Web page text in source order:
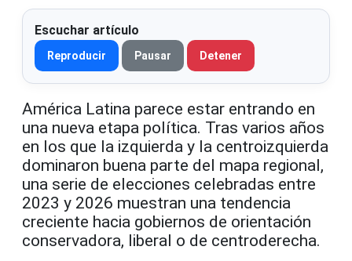
Escuchar artículo
Reproducir Pausar Detener
América Latina parece estar entrando en
una nueva etapa política. Tras varios años
en los que la izquierda y la centroizquierda
dominaron buena parte del mapa regional,
una serie de elecciones celebradas entre
2023 y 2026 muestran una tendencia
creciente hacia gobiernos de orientación
conservadora, liberal o de centroderecha.